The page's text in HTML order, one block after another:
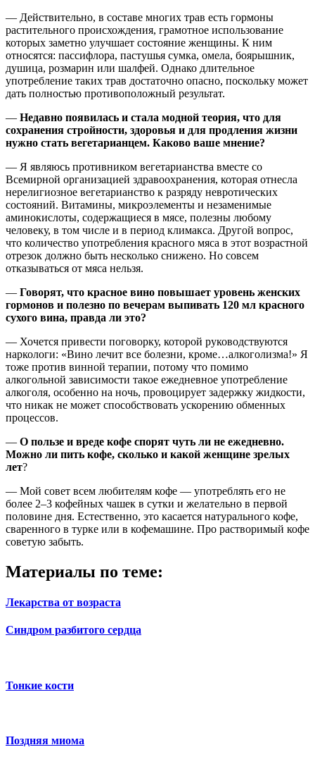
— Действительно, в составе многих трав есть гормоны
растительного происхождения, грамотное использование
которых заметно улучшает состояние женщины. К ним
относятся: пассифлора, пастушья сумка, омела, боярышник,
душица, розмарин или шалфей. Однако длительное
употребление таких трав достаточно опасно, поскольку может
дать полностью противоположный результат.
— Недавно появилась и стала модной теория, что для
сохранения стройности, здоровья и для продления жизни
нужно стать вегетарианцем. Каково ваше мнение?
— Я являюсь противником вегетарианства вместе со
Всемирной организацией здравоохранения, которая отнесла
нерелигиозное вегетарианство к разряду невротических
состояний. Витамины, микроэлементы и незаменимые
аминокислоты, содержащиеся в мясе, полезны любому
человеку, в том числе и в период климакса. Другой вопрос,
что количество употребления красного мяса в этот возрастной
отрезок должно быть несколько снижено. Но совсем
отказываться от мяса нельзя.
— Говорят, что красное вино повышает уровень женских
гормонов и полезно по вечерам выпивать 120 мл красного
сухого вина, правда ли это?
— Хочется привести поговорку, которой руководствуются
наркологи: «Вино лечит все болезни, кроме…алкоголизма!» Я
тоже против винной терапии, потому что помимо
алкогольной зависимости такое ежедневное употребление
алкоголя, особенно на ночь, провоцирует задержку жидкости,
что никак не может способствовать ускорению обменных
процессов.
— О пользе и вреде кофе спорят чуть ли не ежедневно.
Можно ли пить кофе, сколько и какой женщине зрелых
лет?
— Мой совет всем любителям кофе — употреблять его не
более 2–3 кофейных чашек в сутки и желательно в первой
половине дня. Естественно, это касается натурального кофе,
сваренного в турке или в кофемашине. Про растворимый кофе
советую забыть.
Материалы по теме:
Лекарства от возраста
Синдром разбитого сердца
Тонкие кости
Поздняя миома